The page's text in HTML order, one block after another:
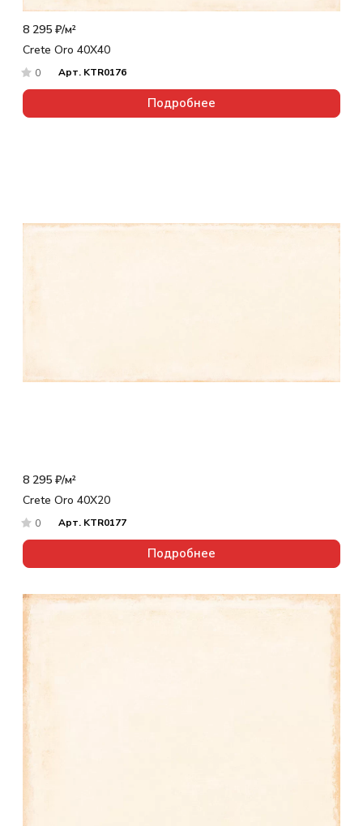
8 295 ₽/м²
Crete Oro 40X40
0 Арт. KTR0176
Подробнее
8 295 ₽/м²
Crete Oro 40X20
0 Арт. KTR0177
Подробнее